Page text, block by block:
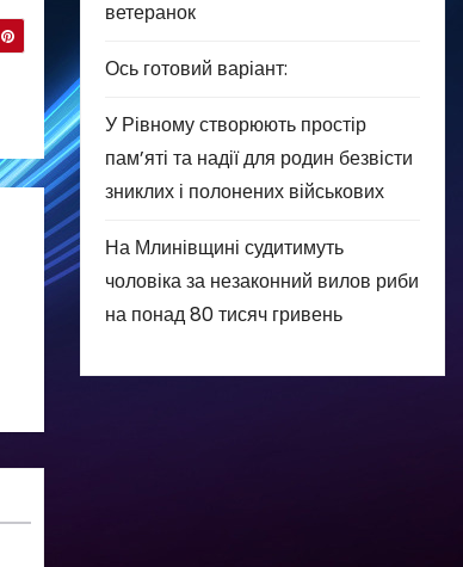
ветеранок
Ось готовий варіант:
У Рівному створюють простір
пам’яті та надії для родин безвісти
зниклих і полонених військових
На Млинівщині судитимуть
чоловіка за незаконний вилов риби
на понад 80 тисяч гривень